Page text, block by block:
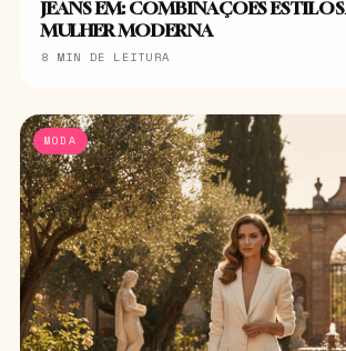
JEANS EM: COMBINAÇÕES
MULHER MODERNA
8 MIN DE LEITURA
MODA